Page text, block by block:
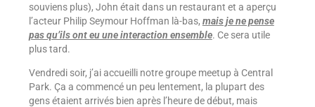
souviens plus), John était dans un restaurant et a aperçu
l’acteur Philip Seymour Hoffman là-bas, mais je ne pense
pas qu’ils ont eu une interaction ensemble. Ce sera utile
plus tard.
Vendredi soir, j’ai accueilli notre groupe meetup à Central
Park. Ça a commencé un peu lentement, la plupart des
gens étaient arrivés bien après l’heure de début, mais